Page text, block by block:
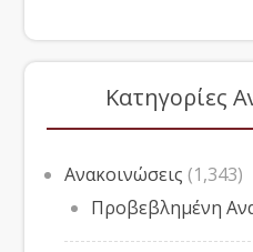
Κατηγορίες
Ανακοινώσεις (1,343)
Προβεβλημένη